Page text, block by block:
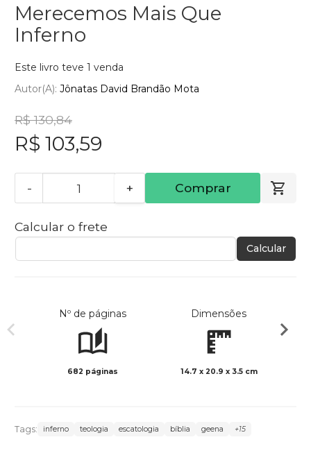
Merecemos Mais Que
Inferno
Este livro teve 1 venda
Autor(a): Jônatas David Brandão Mota
R$ 130,84
R$ 103,59
- + Comprar
Calcular o frete
Calcular
Nº de páginas
682 páginas
Dimensões
14.7 x 20.9 x 3.5 cm
Tags: inferno teologia escatologia bíblia geena +15